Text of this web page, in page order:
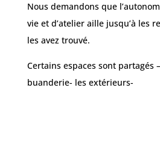
Nous demandons que
vie et d’atelier aille jusqu’à les
les avez trouvé.
Certains espaces sont partagés
buanderie- les extérieurs-